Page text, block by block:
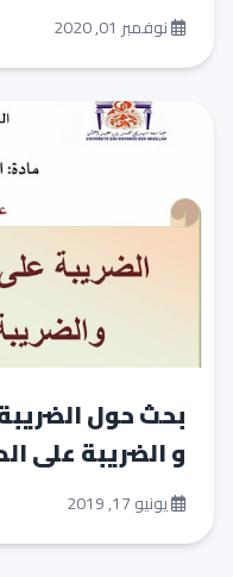
نوفمبر 01, 2020
بحث حول
و الضريبة على
يونيو 17, 2019